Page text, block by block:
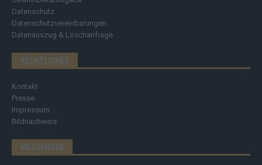
Datenschutz
Datenschutzvereinbarungen
Datenauszug & Löschanfrage
RECHTLICHES
Kontakt
Presse
Impressum
Bildnachweis
MESSENGER